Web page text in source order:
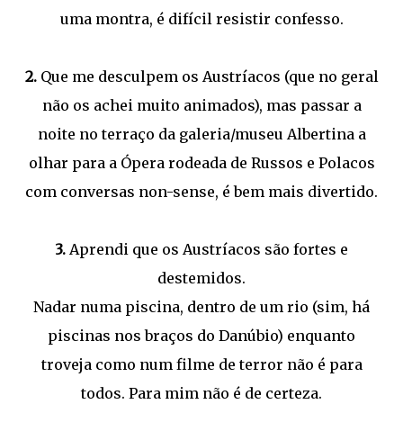
uma montra, é difícil resistir confesso.
2.Que me desculpem os Austríacos (que no geral
não os achei muito animados), mas passar a
noite no terraço da galeria/museu Albertina a
olhar para a Ópera rodeada de Russos e Polacos
com conversas non-sense, é bem mais divertido.
3. Aprendi que os Austríacos são fortes e
destemidos.
Nadar numa piscina, dentro de um rio (sim, há
piscinas nos braços do Danúbio) enquanto
troveja como num filme de terror não é para
todos. Para mim não é de certeza.